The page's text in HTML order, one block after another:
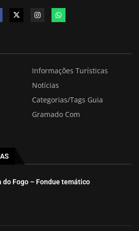
Informações Turísticas
Notícias
Categorias/Tags Guia
Gramado Com
do Fogo – Fondue temático